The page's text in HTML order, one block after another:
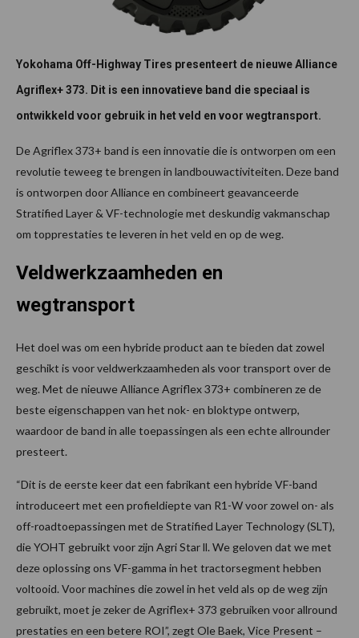
Yokohama Off-Highway Tires presenteert de nieuwe Alliance
Agriflex+ 373. Dit is een innovatieve band die speciaal is
ontwikkeld voor gebruik in het veld en voor wegtransport.
De Agriflex 373+ band is een innovatie die is ontworpen om een
revolutie teweeg te brengen in landbouwactiviteiten. Deze band
is ontworpen door Alliance en combineert geavanceerde
Stratified Layer & VF-technologie met deskundig vakmanschap
om topprestaties te leveren in het veld en op de weg.
Veldwerkzaamheden en
wegtransport
Het doel was om een hybride product aan te bieden dat zowel
geschikt is voor veldwerkzaamheden als voor transport over de
weg. Met de nieuwe Alliance Agriflex 373+ combineren ze de
beste eigenschappen van het nok- en bloktype ontwerp,
waardoor de band in alle toepassingen als een echte allrounder
presteert.
“Dit is de eerste keer dat een fabrikant een hybride VF-band
introduceert met een profieldiepte van R1-W voor zowel on- als
off-roadtoepassingen met de Stratified Layer Technology (SLT),
die YOHT gebruikt voor zijn Agri Star ll. We geloven dat we met
deze oplossing ons VF-gamma in het tractorsegment hebben
voltooid. Voor machines die zowel in het veld als op de weg zijn
gebruikt, moet je zeker de Agriflex+ 373 gebruiken voor allround
prestaties en een betere ROI”, zegt Ole Baek, Vice Present –